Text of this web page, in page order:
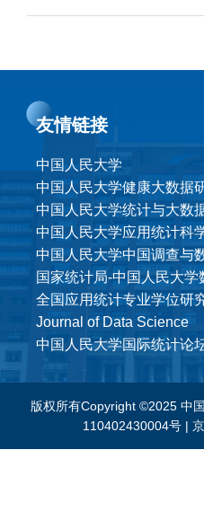
友情链接
中国人民大学
中国人民大学健康大数据
中国人民大学统计与大数
中国人民大学应用统计科
中国人民大学中国调查与
国家统计局-中国人民大学
全国应用统计专业学位研
Journal of Data Science
中国人民大学国际统计论
版权所有Copyright ©2025 中
110402430004号 |